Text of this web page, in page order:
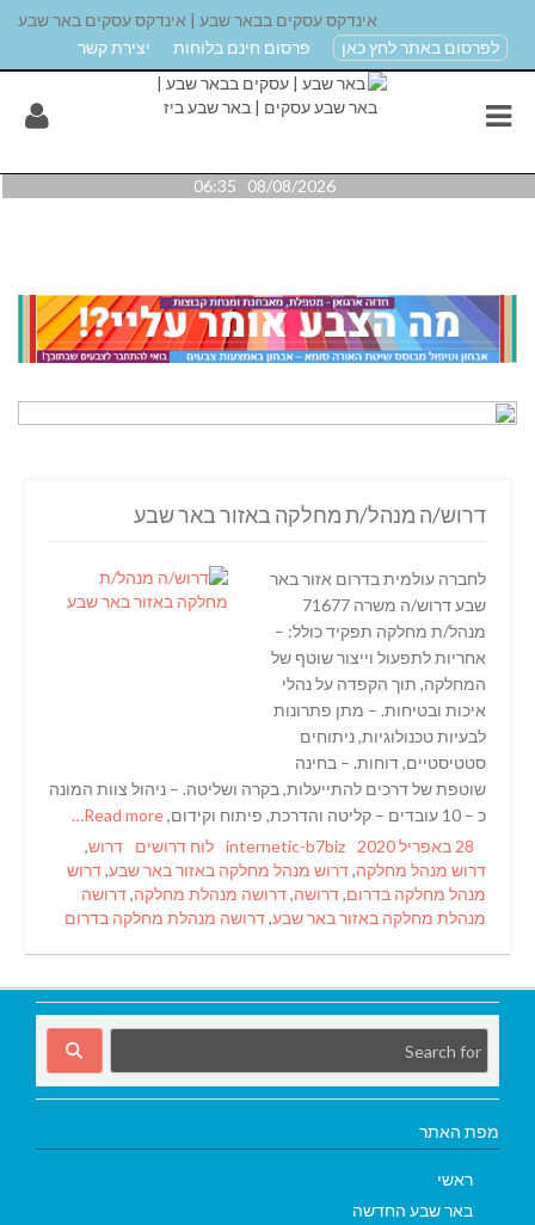
אינדקס עסקים בבאר שבע | אינדקס עסקים באר שבע
לפרסום באתר לחץ כאן
פרסום חינם בלוחות יצירת קשר
08/08/2026 06:35
דרוש/ה מנהל/ת מחלקה באזור באר שבע
לחברה עולמית בדרום אזור באר
שבע דרוש/ה משרה 71677
מנהל/ת מחלקה תפקיד כולל: –
אחריות לתפעול וייצור שוטף של
המחלקה, תוך הקפדה על נהלי
איכות ובטיחות. – מתן פתרונות
לבעיות טכנולוגיות, ניתוחים
סטטיסטיים, דוחות. – בחינה
שוטפת של דרכים להתייעלות, בקרה ושליטה. – ניהול צוות המונה
כ – 10 עובדים – קליטה והדרכת, פיתוח וקידום,
Posted
on
28 באפריל 2020 Author
internetic-b7biz
Categories
לוח דרושים Tags
דרוש,
דרוש מנהל מחלקה,דרוש מנהל מחלקה באזור באר שבע,דרוש
מנהל מחלקה בדרום,דרושה,דרושה מנהלת מחלקה,דרושה
מנהלת מחלקה באזור באר שבע,דרושה מנהלת מחלקה בדרום
מפת האתר
ראשי
באר שבע החדשה